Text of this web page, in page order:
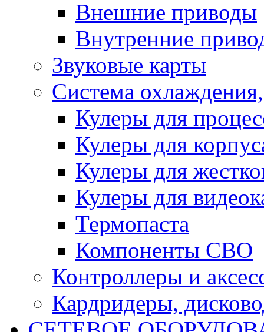
Внешние приводы
Внутренние
Звуковые карты
Система
Кулеры для
Кулеры для
Кулеры для
Кулеры для
Термопаста
Компоненты СВО
Контроллеры и
Кардридеры,